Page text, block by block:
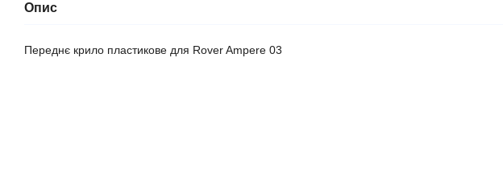
Опис
Переднє крило пластикове для Rover Ampere 03